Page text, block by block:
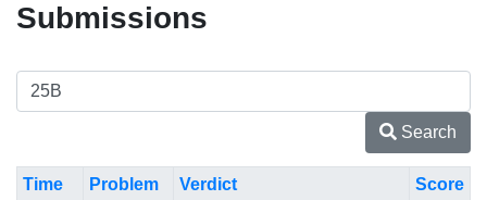
Submissions
Search
Time Problem Verdict Score